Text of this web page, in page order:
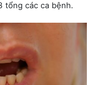
tổng các ca bệnh.